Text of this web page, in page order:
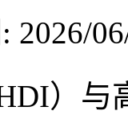
2026/
）与